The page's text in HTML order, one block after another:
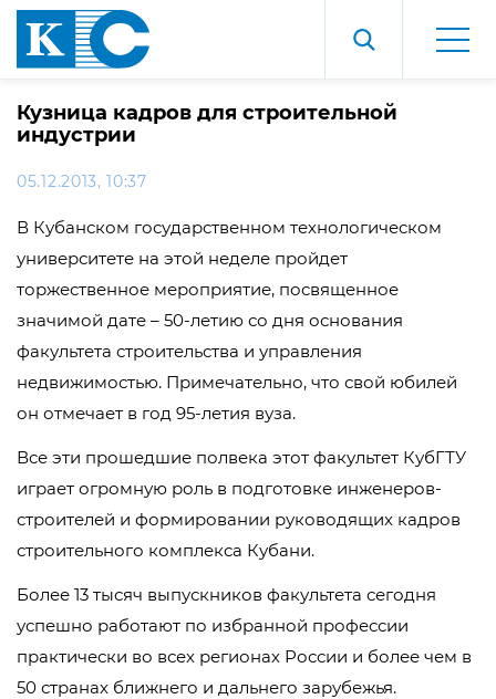
Кузница кадров для строительной
индустрии
05.12.2013, 10:37
В Кубанском государственном технологическом
университете на этой неделе пройдет
торжественное мероприятие, посвященное
значимой дате – 50-летию со дня основания
факультета строительства и управления
недвижимостью. Примечательно, что свой юбилей
он отмечает в год 95-летия вуза.
Все эти прошедшие полвека этот факультет КубГТУ
играет огромную роль в подготовке инженеров-
строителей и формировании руководящих кадров
строительного комплекса Кубани.
Более 13 тысяч выпускников факультета сегодня
успешно работают по избранной профессии
практически во всех регионах России и более чем в
50 странах ближнего и дальнего зарубежья.